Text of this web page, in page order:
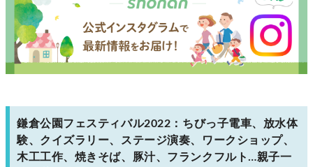
鎌倉公園フェスティバル2022：ちびっ子電車、放水体
験、クイズラリー、ステージ演奏、ワークショップ、
木工工作、焼きそば、豚汁、フランクフルト…親子一